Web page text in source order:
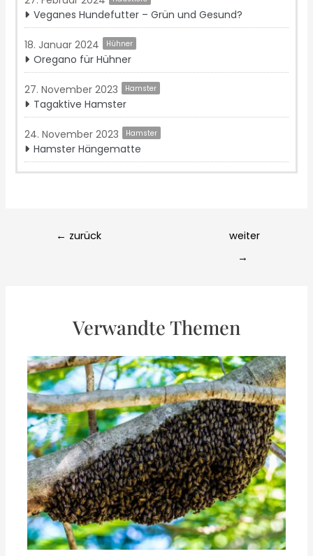
Veganes Hundefutter – Grün und Gesund?
18. Januar 2024 Hühner
Oregano für Hühner
27. November 2023 Hamster
Tagaktive Hamster
24. November 2023 Hamster
Hamster Hängematte
← zurück
weiter
→
Verwandte Themen